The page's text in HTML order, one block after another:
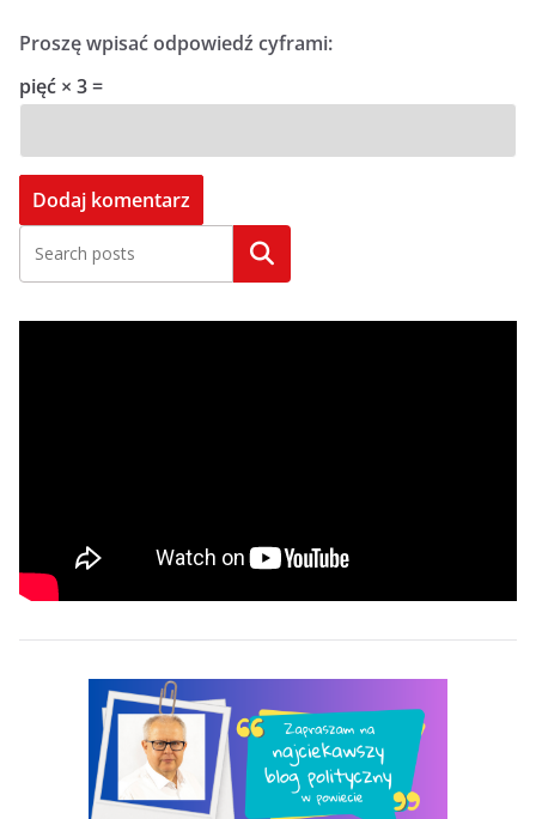
Proszę wpisać odpowiedź cyframi:
pięć × 3 =
Szukaj